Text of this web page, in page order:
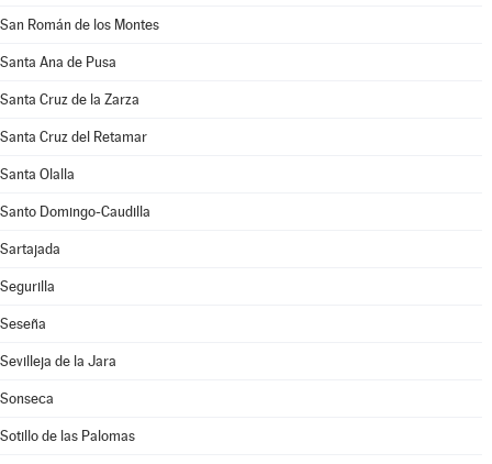
San Román de los Montes
Santa Ana de Pusa
Santa Cruz de la Zarza
Santa Cruz del Retamar
Santa Olalla
Santo Domingo-Caudilla
Sartajada
Segurilla
Seseña
Sevilleja de la Jara
Sonseca
Sotillo de las Palomas